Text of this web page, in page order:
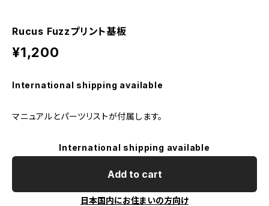
Rucus Fuzzプリント基板
¥1,200
International shipping available
マニュアルとパーツリストが付属します。
International shipping available
Add to cart
日本国内にお住まいの方向け